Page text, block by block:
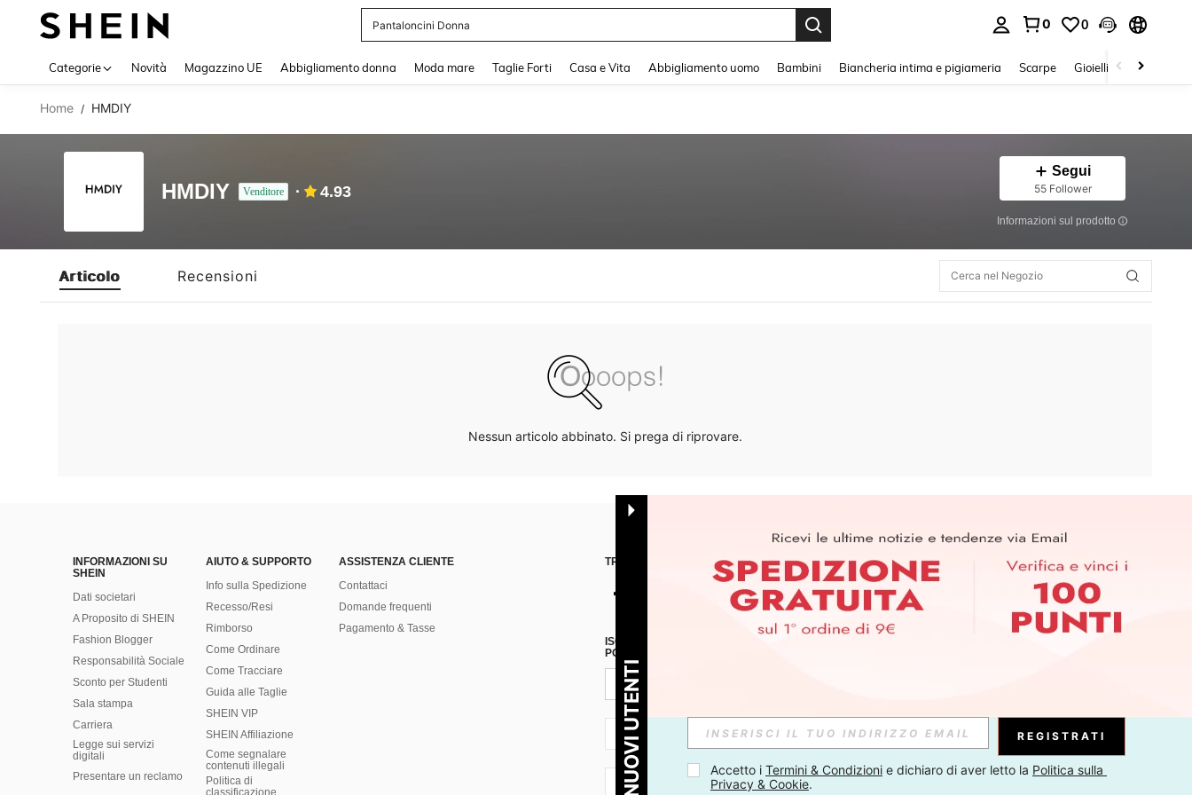
Pantaloncini Donna
0 0
Categorie Novità Magazzino UE Abbigliamento donna Moda mare Taglie Forti Casa e Vita Abbigliamento uomo Bambini Biancheria intima e pigiameria Scarpe Gioielli E Accessori
Home / HMDIY
HMDIY Venditore 4.93
Segui
55 Follower
Informazioni sul prodotto
Articolo Recensioni
Nessun articolo abbinato. Si prega di riprovare.
INFORMAZIONI SU
SHEIN
Dati societari
A Proposito di SHEIN
Fashion Blogger
Responsabilità Sociale
Sconto per Studenti
Sala stampa
Carriera
Legge sui servizi
digitali
Presentare un reclamo
AIUTO & SUPPORTO
Info sulla Spedizione
Recesso/Resi
Rimborso
Come Ordinare
Come Tracciare
Guida alle Taglie
SHEIN VIP
SHEIN Affiliazione
Come segnalare
contenuti illegali
Politica di
classificazione
ASSISTENZA CLIENTE
Contattaci
Domande frequenti
Pagamento & Tasse
TROVACI SU APP
ISCRIVITI ALLA NOSTRA NEWSLETTER PER SCOPRIRE LE ULTIME TENDENZE IN ANTEPRIMA! (È
POSSIBILE ANNULLARE LA SOTTOSCRIZIONE IN QUALSIASI MOMENTO).
IT + 39 Abbonati
IT + 39
PER I NUOVI UTENTI REGISTRATI
Accetto i Termini & Condizioni e dichiaro di aver letto la Politica sulla
Privacy & Cookie.